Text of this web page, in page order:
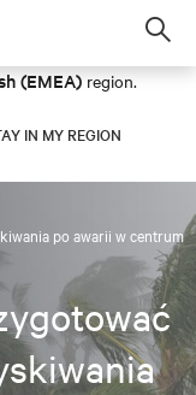
(EMEA) region.
IN MY REGION
po awarii w centrum